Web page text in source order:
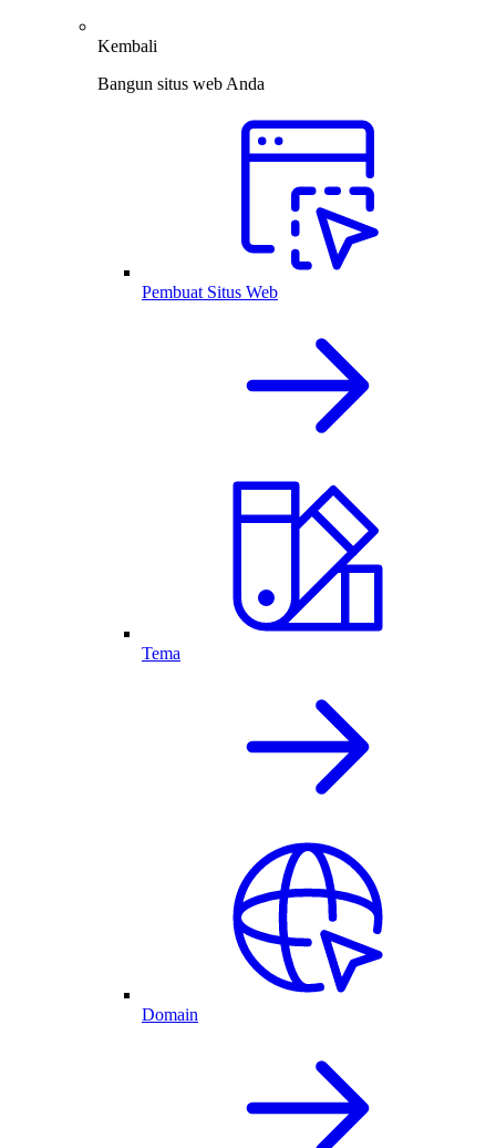
Kembali
Bangun situs web Anda
Pembuat Situs Web
Tema
Domain